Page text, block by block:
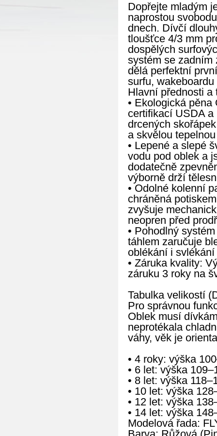
Dopřejte mladým
naprostou
dnech. Dívčí
tloušťce 4/3 mm
dospělých
systém se zadním
dělá perfektní
surfu,
Hlavní přednosti a
• Ekologická
certifikací USDA
drcených
a skvělou
• Lepené a slepé
vodu pod oblek a
dodatečně
výborně drží
• Odolné kolenní
chráněná
zvyšuje
neopren před
• Pohodlný
táhlem zaručuje
oblékání i
• Záruka kvality:
záruku 3 roky na
Tabulka velikostí
Pro správnou
Oblek musí
neprotékala
váhy, věk je
• 4 roky: výška
• 6 let: výška
• 8 let: výška
• 10 let: výška
• 12 let: výška
• 14 let: výška
Modelová řada: